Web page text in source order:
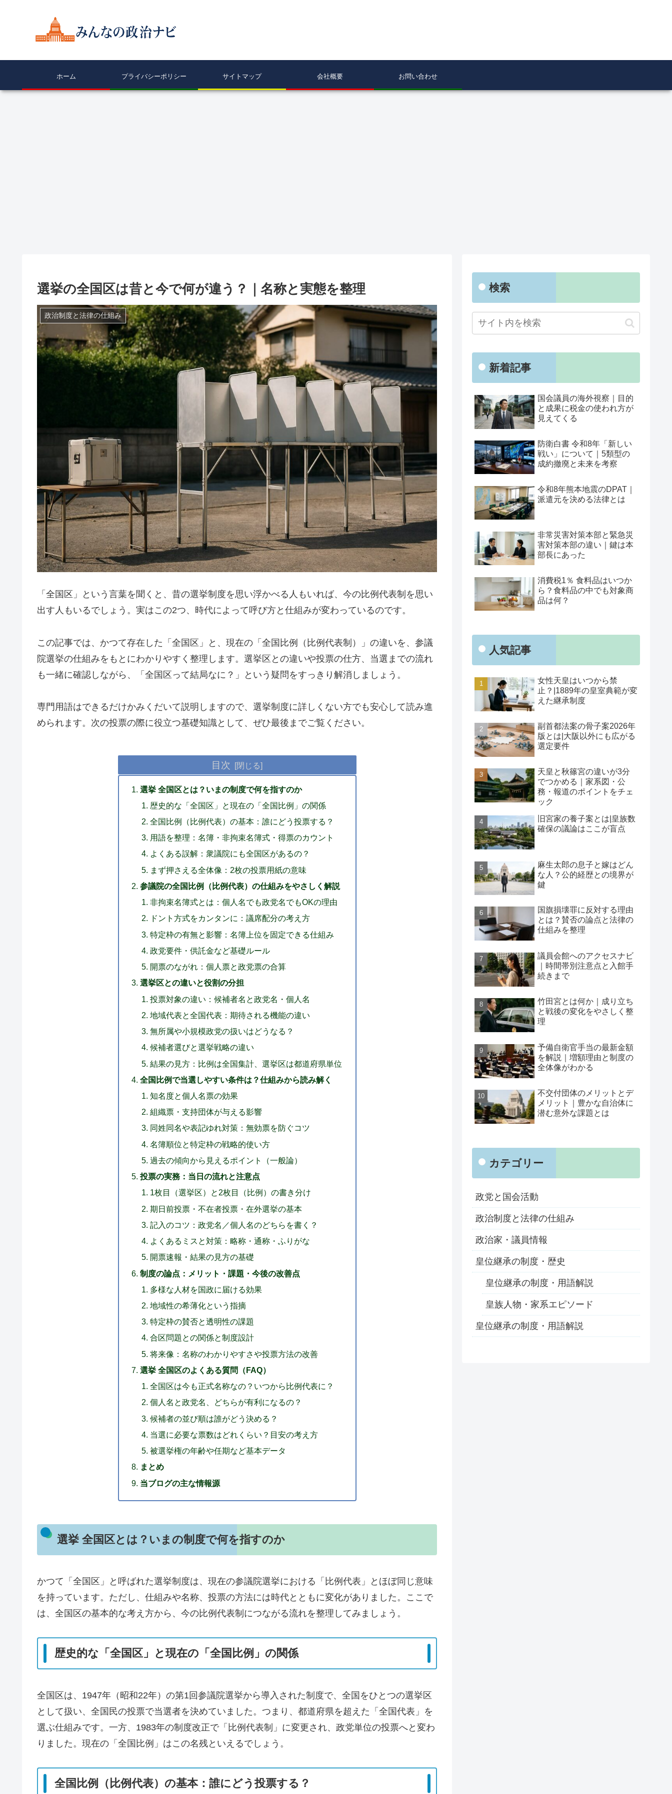
ホーム プライバシーポリシー サイトマップ 会社概要 お問い合わせ
選挙の全国区は昔と今で何が違う？｜名称と実態を整理
政治制度と法律の仕組み
「全国区」という言葉を聞くと、昔の選挙制度を思い浮かべる人もいれば、今の比例代表制を思い
出す人もいるでしょう。実はこの2つ、時代によって呼び方と仕組みが変わっているのです。
この記事では、かつて存在した「全国区」と、現在の「全国比例（比例代表制）」の違いを、参議
院選挙の仕組みをもとにわかりやすく整理します。選挙区との違いや投票の仕方、当選までの流れ
も一緒に確認しながら、「全国区って結局なに？」という疑問をすっきり解消しましょう。
専門用語はできるだけかみくだいて説明しますので、選挙制度に詳しくない方でも安心して読み進
められます。次の投票の際に役立つ基礎知識として、ぜひ最後までご覧ください。
目次
選挙 全国区とは？いまの制度で何を指すのか
歴史的な「全国区」と現在の「全国比例」の関係
全国比例（比例代表）の基本：誰にどう投票する？
用語を整理：名簿・非拘束名簿式・得票のカウント
よくある誤解：衆議院にも全国区があるの？
まず押さえる全体像：2枚の投票用紙の意味
参議院の全国比例（比例代表）の仕組みをやさしく解説
非拘束名簿式とは：個人名でも政党名でもOKの理由
ドント方式をカンタンに：議席配分の考え方
特定枠の有無と影響：名簿上位を固定できる仕組み
政党要件・供託金など基礎ルール
開票のながれ：個人票と政党票の合算
選挙区との違いと役割の分担
投票対象の違い：候補者名と政党名・個人名
地域代表と全国代表：期待される機能の違い
無所属や小規模政党の扱いはどうなる？
候補者選びと選挙戦略の違い
結果の見方：比例は全国集計、選挙区は都道府県単位
全国比例で当選しやすい条件は？仕組みから読み解く
知名度と個人名票の効果
組織票・支持団体が与える影響
同姓同名や表記ゆれ対策：無効票を防ぐコツ
名簿順位と特定枠の戦略的使い方
過去の傾向から見えるポイント（一般論）
投票の実務：当日の流れと注意点
1枚目（選挙区）と2枚目（比例）の書き分け
期日前投票・不在者投票・在外選挙の基本
記入のコツ：政党名／個人名のどちらを書く？
よくあるミスと対策：略称・通称・ふりがな
開票速報・結果の見方の基礎
制度の論点：メリット・課題・今後の改善点
多様な人材を国政に届ける効果
地域性の希薄化という指摘
特定枠の賛否と透明性の課題
合区問題との関係と制度設計
将来像：名称のわかりやすさや投票方法の改善
選挙 全国区のよくある質問（FAQ）
全国区は今も正式名称なの？いつから比例代表に？
個人名と政党名、どちらが有利になるの？
候補者の並び順は誰がどう決める？
当選に必要な票数はどれくらい？目安の考え方
被選挙権の年齢や任期など基本データ
まとめ
当ブログの主な情報源
選挙 全国区とは？いまの制度で何を指すのか
かつて「全国区」と呼ばれた選挙制度は、現在の参議院選挙における「比例代表」とほぼ同じ意味
を持っています。ただし、仕組みや名称、投票の方法には時代とともに変化がありました。ここで
は、全国区の基本的な考え方から、今の比例代表制につながる流れを整理してみましょう。
歴史的な「全国区」と現在の「全国比例」の関係
全国区は、1947年（昭和22年）の第1回参議院選挙から導入された制度で、全国をひとつの選挙区
として扱い、全国民の投票で当選者を決めていました。つまり、都道府県を超えた「全国代表」を
選ぶ仕組みです。一方、1983年の制度改正で「比例代表制」に変更され、政党単位の投票へと変わ
りました。現在の「全国比例」はこの名残といえるでしょう。
全国比例（比例代表）の基本：誰にどう投票する？
検索
新着記事
国会議員の海外視察｜目的
と成果に税金の使われ方が
見えてくる
防衛白書 令和8年「新しい
戦い」について｜5類型の
成約撤廃と未来を考察
令和8年熊本地震のDPAT｜
派遣元を決める法律とは
非常災害対策本部と緊急災
害対策本部の違い｜鍵は本
部長にあった
消費税1％ 食料品はいつか
ら？食料品の中でも対象商
品は何？
人気記事
女性天皇はいつから禁
止？|1889年の皇室典範が変
えた継承制度
副首都法案の骨子案2026年
版とは|大阪以外にも広がる
選定要件
天皇と秋篠宮の違いが3分
でつかめる｜家系図・公
務・報道のポイントをチェ
ック
旧宮家の養子案とは|皇族数
確保の議論はここが盲点
麻生太郎の息子と嫁はどん
な人？公的経歴との境界が
鍵
国旗損壊罪に反対する理由
とは？賛否の論点と法律の
仕組みを整理
議員会館へのアクセスナビ
｜時間帯別注意点と入館手
続きまで
竹田宮とは何か｜成り立ち
と戦後の変化をやさしく整
理
予備自衛官手当の最新金額
を解説｜増額理由と制度の
全体像がわかる
不交付団体のメリットとデ
メリット｜豊かな自治体に
潜む意外な課題とは
カテゴリー
政党と国会活動
政治制度と法律の仕組み
政治家・議員情報
皇位継承の制度・歴史
皇位継承の制度・用語解説
皇族人物・家系エピソード
皇位継承の制度・用語解説